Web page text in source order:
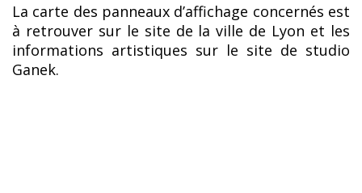
La carte des panneaux d’affichage concernés est
à retrouver sur le site de la ville de Lyon et les
informations artistiques sur le site de studio
Ganek.